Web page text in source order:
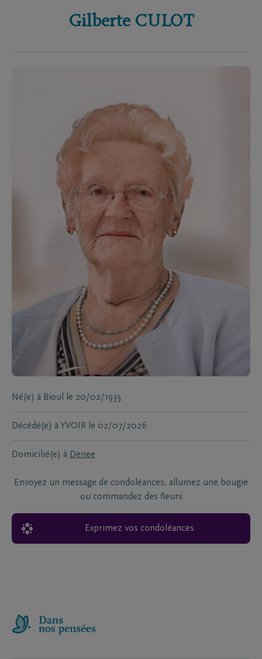
Gilberte CULOT
Né(e) à Bioul le 20/02/1935
Décédé(e) à YVOIR le 02/07/2026
Domicilié(e) à Denee
Envoyez un message de condoléances, allumez une bougie
ou commandez des fleurs
Exprimez vos condoléances